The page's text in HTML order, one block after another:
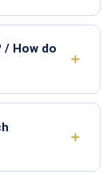
/ How do